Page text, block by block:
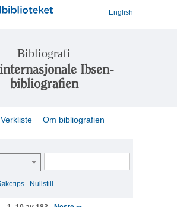
English
Bibliografi
Ibsen-
bibliografien
Verkliste Om bibliografien
Nullstill